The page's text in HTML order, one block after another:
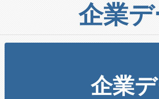
企業
企業